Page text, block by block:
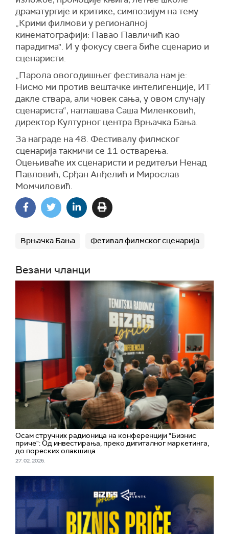
драматургије и критике, симпозијум на тему
„Крими филмови у регионалној
кинематографији: Павао Павличић као
парадигма". И у фокусу свега биће сценарио и
сценаристи.
„Парола овогодишњег фестивала нам је:
Нисмо ми против вештачке интелигенције, ИТ
дакле ствара, али човек сања, у овом случају
сценариста“, наглашава Саша Миленковић,
директор Културног центра Врњачка Бања.
За награде на 48. Фестивалу филмског
сценарија такмичи се 11 остварења.
Оцењиваће их сценаристи и редитељи Ненад
Павловић, Срђан Анђелић и Мирослав
Момчиловић.
Врњачка Бања Фетивал филмског сценарија
Везани чланци
Осам стручних радионица на конференцији "Бизнис
приче": Од инвестирања, преко дигиталног маркетинга,
до пореских олакшица
27. 02. 2026.